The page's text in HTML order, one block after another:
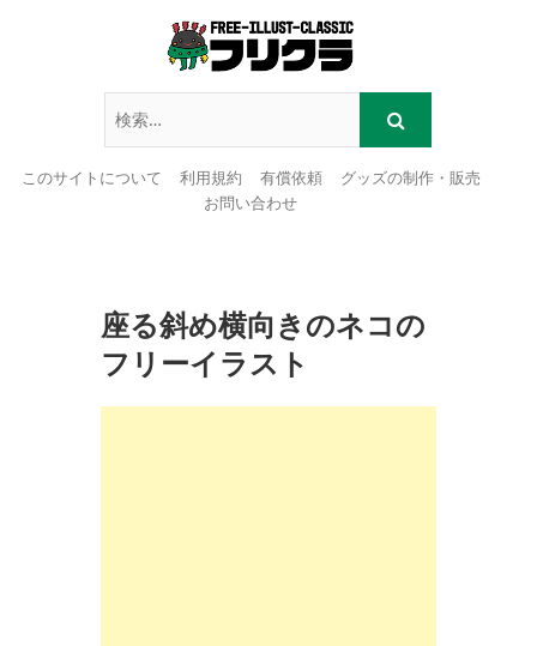
このサイトについて 利用規約 有償依頼
グッズの制作・販売
お問い合わせ
座る斜め横向きのネコの
フリーイラスト